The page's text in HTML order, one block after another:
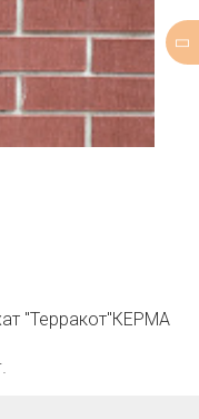
"Терракот"КЕРМА